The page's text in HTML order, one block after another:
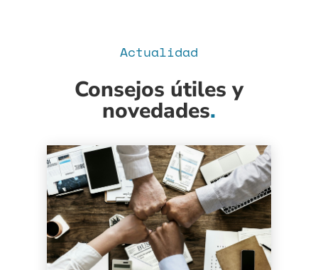
Actualidad
Consejos útiles y
novedades.